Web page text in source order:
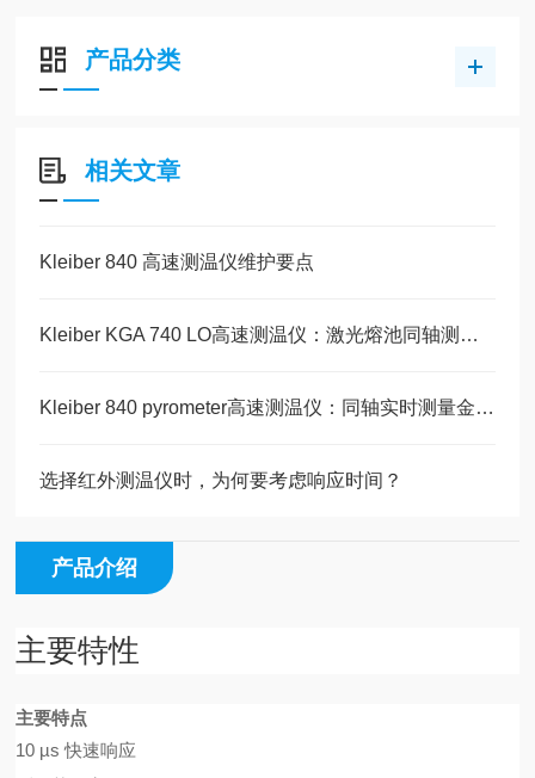
产品分类
相关文章
Kleiber 840 高速测温仪维护要点
Kleiber KGA 740 LO高速测温仪：激光熔池同轴测温方案
Kleiber 840 pyrometer高速测温仪：同轴实时测量金属熔池温度
选择红外测温仪时，为何要考虑响应时间？
产品介绍
主要特性
主要特点
10 µs 快速响应